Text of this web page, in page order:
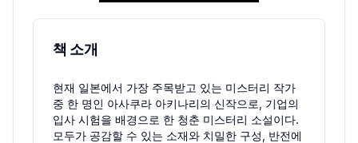
책 소개
현재 일본에서 가장 주목받고 있는 미스터리 작가
중 한 명인 아사쿠라 아키나리의 신작으로, 기업의
입사 시험을 배경으로 한 청춘 미스터리 소설이다.
모두가 공감할 수 있는 소재와 치밀한 구성, 반전에